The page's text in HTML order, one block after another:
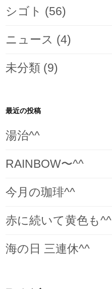
シゴト (56)
ニュース (4)
未分類 (9)
最近の投稿
湯治^^
RAINBOW〜^^
今月の珈琲^^
赤に続いて黄色も^^
海の日 三連休^^